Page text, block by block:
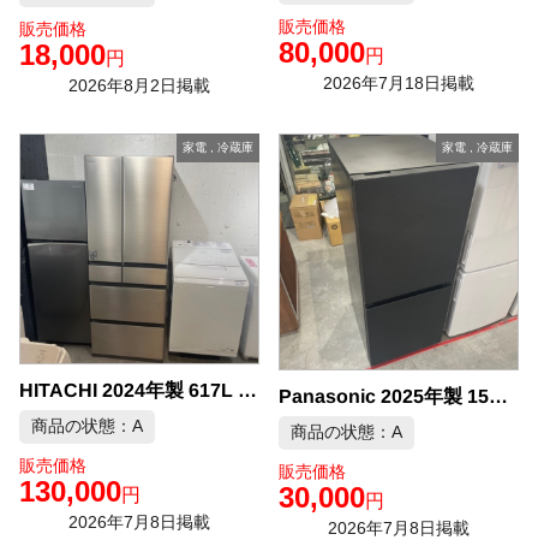
販売価格
18,000円
2026年8月2日掲載
販売価格
80,000円
2026年7月18日掲載
家電, 冷蔵庫
HITACHI 2024年製 617L 6ドア冷凍冷 中古品販売
商品の状態：A
販売価格
130,000円
2026年7月8日掲載
家電 冷蔵庫
Panasonic 2025年製 156L 冷凍冷蔵庫 中古品販売
商品の状態：A
販売価格
30,000円
2026年7月8日掲載